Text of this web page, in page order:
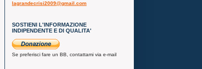
lagrandecrisi2009@gmail.com
SOSTIENI L'INFORMAZIONE
INDIPENDENTE E DI QUALITA'
Se preferisci fare un BB, contattami via e-mail